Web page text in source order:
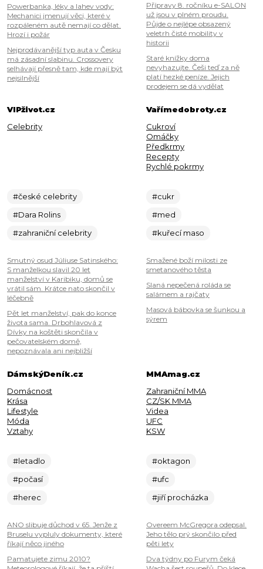
Powerbanka, léky a lahev vody:
Mechanici jmenují věci, které v
rozpáleném autě nemají co dělat.
Hrozí i požár
Nejprodávanější typ auta v Česku
má zásadní slabinu. Crossovery
selhávají přesně tam, kde mají být
nejsilnější
Přípravy 8. ročníku e-SALON
už jsou v plném proudu.
Půjde o nejlépe obsazený
veletrh čisté mobility v
historii
Staré knížky doma
nevyhazujte. Češi teď za ně
platí hezké peníze. Jejich
prodejem se dá vydělat
VIPživot.cz
Celebrity
#české celebrity
#Dara Rolins
#zahraniční celebrity
Smutný osud Júliuse Satinského:
S manželkou slavil 20 let
manželství v Karibiku, domů se
vrátil sám. Krátce nato skončil v
léčebně
Pět let manželství, pak do konce
života sama. Drbohlavová z
Dívky na koštěti skončila v
pečovatelském domě,
nepoznávala ani nejbližší
Vařímedobroty.cz
Cukroví
Omáčky
Předkrmy
Recepty
Rychlé pokrmy
#cukr
#med
#kuřecí maso
Smažené boží milosti ze
smetanového těsta
Slaná nepečená roláda se
salámem a rajčaty
Masová bábovka se šunkou a
sýrem
DámskýDeník.cz
Domácnost
Krása
Lifestyle
Móda
Vztahy
#letadlo
#počasí
#herec
ANO slibuje důchod v 65. Jenže z
Bruselu vypluly dokumenty, které
říkají něco jiného
Pamatujete zimu 2010?
MMAmag.cz
Zahraniční MMA
CZ/SK MMA
Videa
UFC
KSW
#oktagon
#ufc
#jiří procházka
Overeem McGregora odepsal.
Jeho tělo prý skončilo před
pěti lety
Dva týdny po Furym čeká